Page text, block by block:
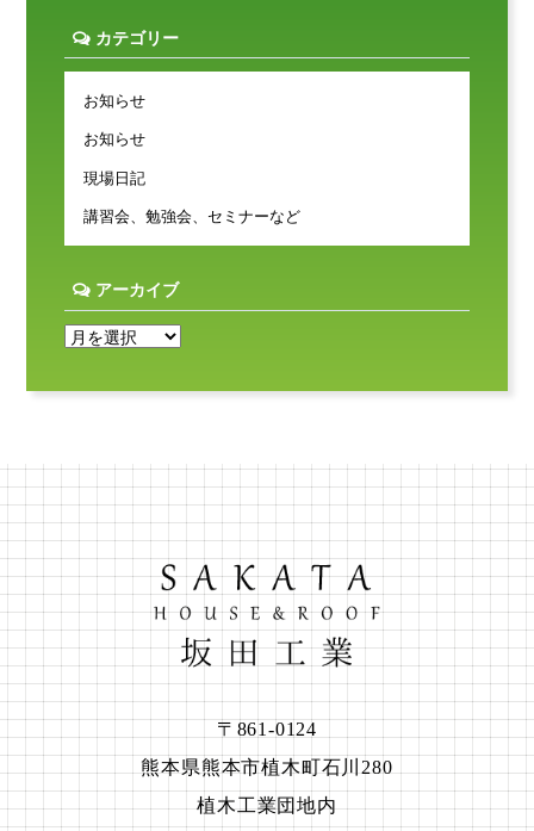
カテゴリー
お知らせ
お知らせ
現場日記
講習会、勉強会、セミナーなど
アーカイブ
〒861-0124
熊本県熊本市植木町石川280
植木工業団地内